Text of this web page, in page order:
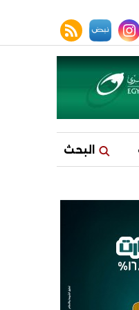
instagram
نبض rss feed
البحث